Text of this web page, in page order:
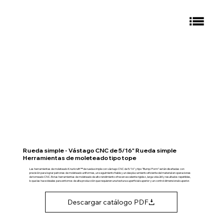
Rueda simple - Vástago CNC de 5/16" Rueda simple
Herramientas de moleteado tipo tope
Las herramientas de moleteado Knurlcraft™ de rueda simple con vástago CNC de 5/16" y tipo "Bump/Form" están diseñadas con
precisión para lograr patrones de moleteado uniformes, un seguimiento fiable y un desplazamiento eficiente del material en operaciones
de torneado CNC. Estas herramientas de moleteado de alto rendimiento ofrecen excelente rigidez, larga vida útil y resultados repetibles,
lo que las hace ideales para entornos de alta producción que requieren una textura superficial superior y un control dimensional superior.
Descargar catálogo PDF